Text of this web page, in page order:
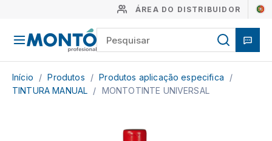
ÁREA DO DISTRIBUIDOR
Início / Produtos / Produtos aplicação especifica
/
TINTURA MANUAL / MONTOTINTE UNIVERSAL